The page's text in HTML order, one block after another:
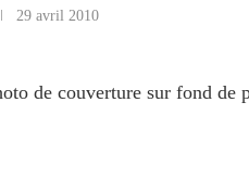
29 avril 2010
de couverture sur fond de